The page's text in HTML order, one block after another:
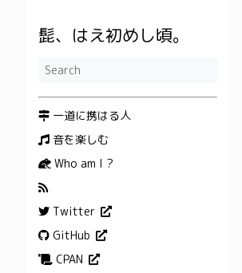
髭、はえ初めし頃。
一道に携はる人
音を楽しむ
Who am I ?
Twitter
GitHub
CPAN